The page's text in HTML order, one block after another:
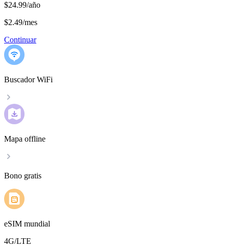
$24.99/año
$2.49/mes
Continuar
Buscador WiFi
Mapa offline
Bono gratis
eSIM mundial
4G/LTE